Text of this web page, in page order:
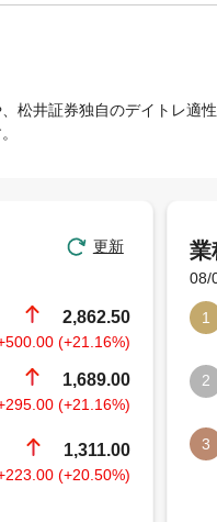
松井証券独自のデイトレ適性